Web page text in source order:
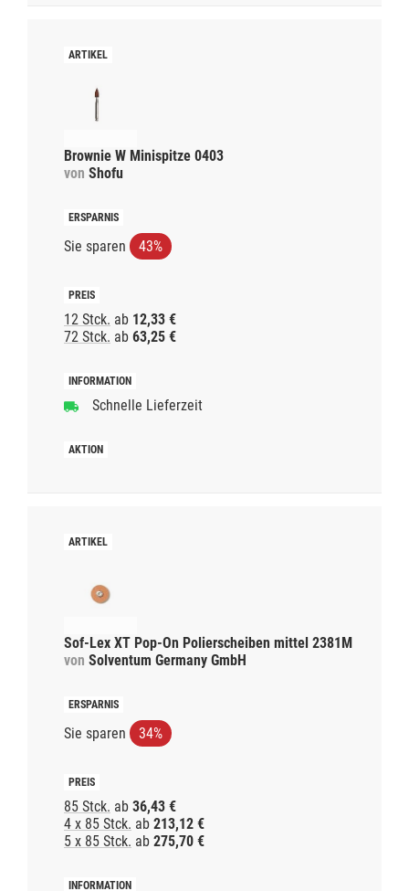
Brownie W Minispitze 0403
von Shofu
Sie sparen 43%
12 Stck. ab 12,33 €
72 Stck. ab 63,25 €
Schnelle Lieferzeit
Sof-Lex XT Pop-On Polierscheiben mittel 2381M
von Solventum Germany GmbH
Sie sparen 34%
85 Stck. ab 36,43 €
4 x 85 Stck. ab 213,12 €
5 x 85 Stck. ab 275,70 €